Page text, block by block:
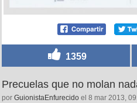
1359
Precuelas que no molan
por GuionistaEnfurecido el 8 mar 2013,